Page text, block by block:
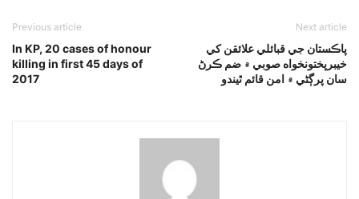
Previous article
In KP, 20 cases of honour
killing in first 45 days of
2017
Next article
پاڪستان جي قبائلي علائقن کي
خيبرپختونخواه صوبي ۾ ضم ڪرڻ
سان پرڳڻي ۾ امن قائم ٿيندو